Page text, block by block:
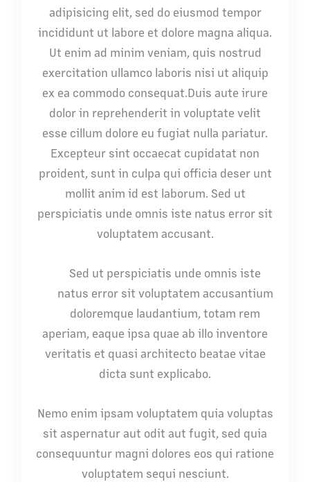
adipisicing elit, sed do eiusmod tempor
incididunt ut labore et dolore magna aliqua.
Ut enim ad minim veniam, quis nostrud
exercitation ullamco laboris nisi ut aliquip
ex ea commodo consequat.Duis aute irure
dolor in reprehenderit in voluptate velit
esse cillum dolore eu fugiat nulla pariatur.
Excepteur sint occaecat cupidatat non
proident, sunt in culpa qui officia deser unt
mollit anim id est laborum. Sed ut
perspiciatis unde omnis iste natus error sit
voluptatem accusant.
Sed ut perspiciatis unde omnis iste
natus error sit voluptatem accusantium
doloremque laudantium, totam rem
aperiam, eaque ipsa quae ab illo inventore
veritatis et quasi architecto beatae vitae
dicta sunt explicabo.
Nemo enim ipsam voluptatem quia voluptas
sit aspernatur aut odit aut fugit, sed quia
consequuntur magni dolores eos qui ratione
voluptatem sequi nesciunt.